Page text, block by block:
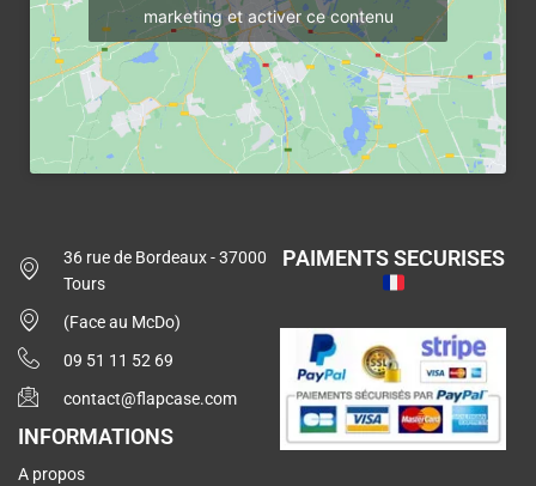
marketing et activer ce contenu
36 rue de Bordeaux - 37000
Tours
(Face au McDo)
09 51 11 52 69
contact@flapcase.com
INFORMATIONS
A propos
PAIMENTS SECURISES